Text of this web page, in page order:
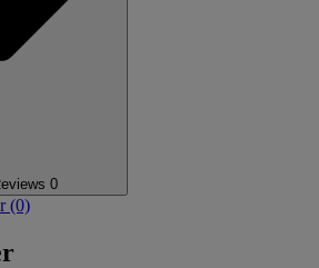
0
(0)